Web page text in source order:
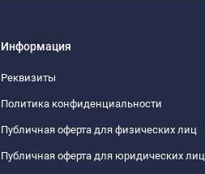
Информация
Реквизиты
Политика конфиденциальности
Публичная оферта для физических лиц
Публичная оферта для юридических лиц